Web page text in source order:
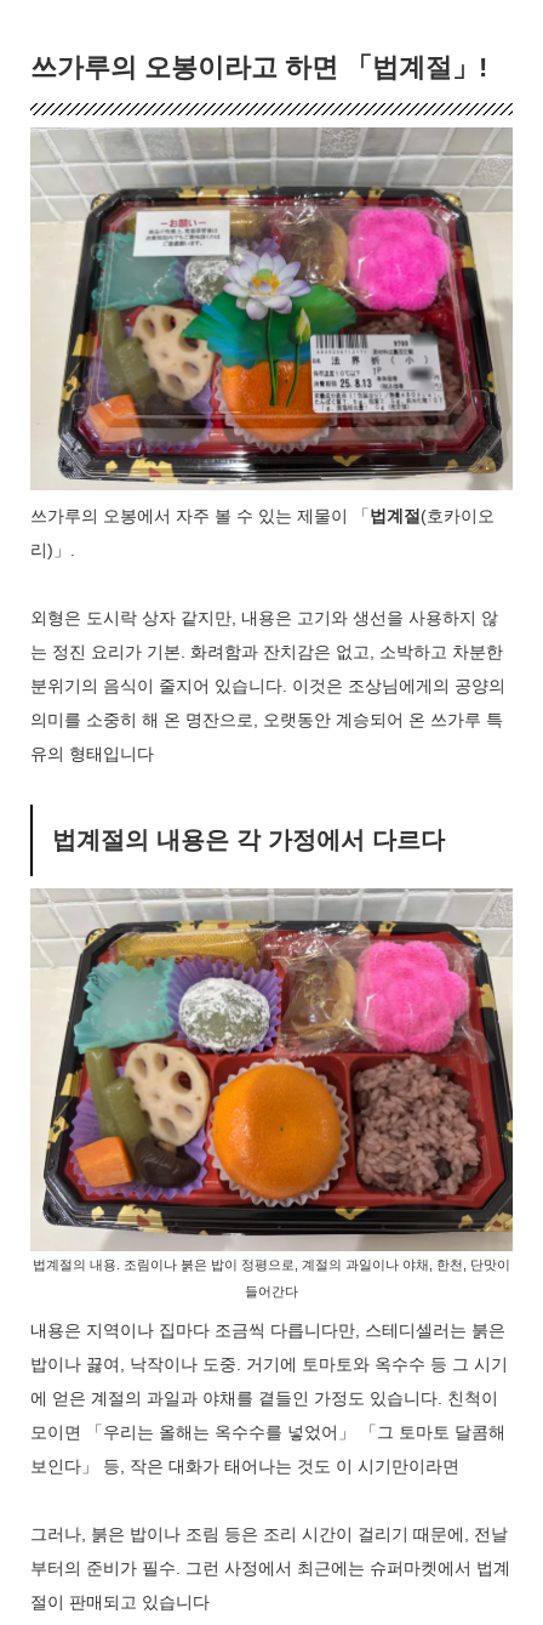
쓰가루의 오봉이라고 하면 「법계절」!
쓰가루의 오봉에서 자주 볼 수 있는 제물이 「법계절 (호카이오
리)」.
외형은 도시락 상자 같지만, 내용은 고기와 생선을 사용하지 않
는 정진 요리가 기본. 화려함과 잔치감은 없고, 소박하고 차분한
분위기의 음식이 줄지어 있습니다. 이것은 조상님에게의 공양의
의미를 소중히 해 온 명잔으로, 오랫동안 계승되어 온 쓰가루 특
유의 형태입니다
법계절의 내용은 각 가정에서 다르다
법계절의 내용. 조림이나 붉은 밥이 정평으로, 계절의 과일이나 야채, 한천, 단맛이
들어간다
내용은 지역이나 집마다 조금씩 다릅니다만, 스테디셀러는 붉은
밥이나 끓여, 낙작이나 도중. 거기에 토마토와 옥수수 등 그 시기
에 얻은 계절의 과일과 야채를 곁들인 가정도 있습니다. 친척이
모이면 「우리는 올해는 옥수수를 넣었어」 「그 토마토 달콤해
보인다」 등, 작은 대화가 태어나는 것도 이 시기만이라면
그러나, 붉은 밥이나 조림 등은 조리 시간이 걸리기 때문에, 전날
부터의 준비가 필수. 그런 사정에서 최근에는 슈퍼마켓에서 법계
절이 판매되고 있습니다